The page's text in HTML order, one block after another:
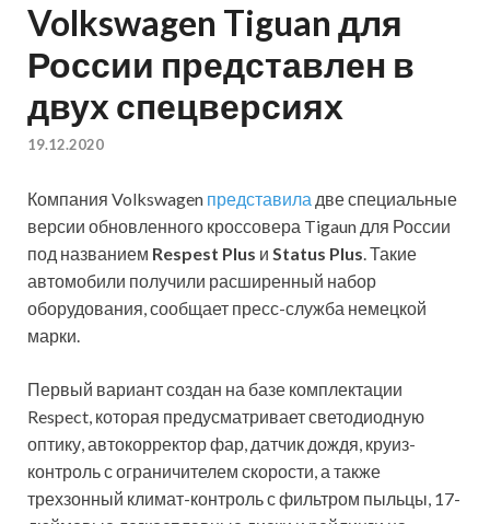
Volkswagen Tiguan для
России представлен в
двух спецверсиях
19.12.2020
Компания Volkswagen представила две специальные
версии обновленного кроссовера Tigaun для России
под названием Respest Plus и Status Plus. Такие
автомобили получили расширенный набор
оборудования, сообщает пресс-служба немецкой
марки.
Первый вариант создан на базе комплектации
Respect, которая предусматривает светодиодную
оптику, автокорректор фар, датчик дождя, круиз-
контроль с ограничителем скорости, а также
трехзонный климат-контроль с фильтром пыльцы, 17-